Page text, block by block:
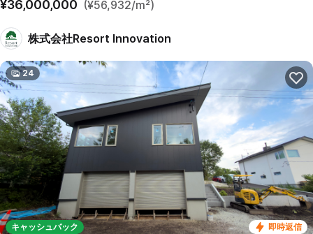
¥36,000,000 (¥56,932/m²)
株式会社Resort Innovation
即時返信
キャッシュバック
24